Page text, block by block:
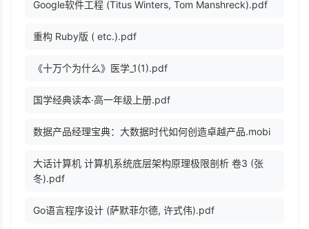
Google软件工程 (Titus Winters, Tom Manshreck).pdf
重构 Ruby版 ( etc.).pdf
《十万个为什么》医学_1(1).pdf
国学经典读本·高一年级上册.pdf
数据产品经理宝典：大数据时代如何创造卓越产品.mobi
大话计算机 计算机系统底层架构原理极限剖析 卷3 (张
冬).pdf
Go语言程序设计 (萨默菲尔德, 许式伟).pdf